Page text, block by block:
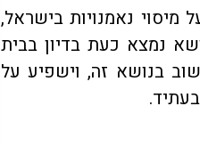
נאמנויות בישראל,
נמצא כעת בדיון בבית
בנושא זה, וישפיע על